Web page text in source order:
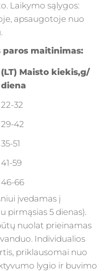
Laikymo sąlygos:
apsaugotoje nuo
paros maitinimas:
(LT) Maisto kiekis,g/
diena
22-32
29-42
35-51
41-59
46-66
įvedamas į
pirmąsias 5 dienas).
nuolat prieinamas
Individualios
priklausomai nuo
lygio ir buvimo